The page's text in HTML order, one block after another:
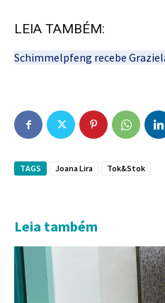
LEIA TAMBÉM:
Schimmelpfeng recebe
TAGS Joana Lira Tok&Stok
Leia também